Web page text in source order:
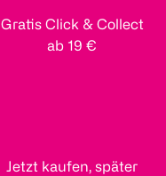
Gratis Click & Collect
ab 19 €
Jetzt kaufen, später